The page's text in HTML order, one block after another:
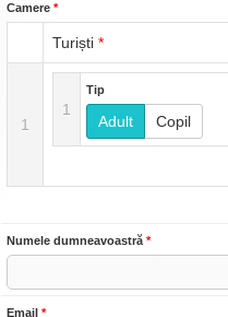
Camere *
Turiști *
1
1
Tip
Adult Copil
Numele dumneavoastră *
Email *